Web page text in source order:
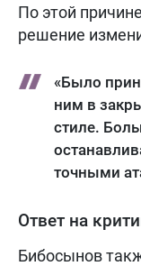
По этой
решение
«Было
ним в
стиле.
точными
Ответ на
Бибосынов